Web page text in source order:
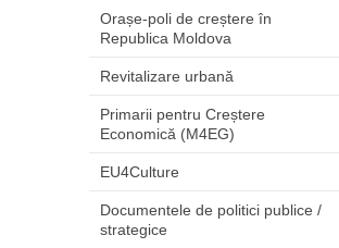
Orașe-poli de creștere în
Republica Moldova
Revitalizare urbană
Primarii pentru Creștere
Economică (M4EG)
EU4Culture
Documentele de politici publice /
strategice